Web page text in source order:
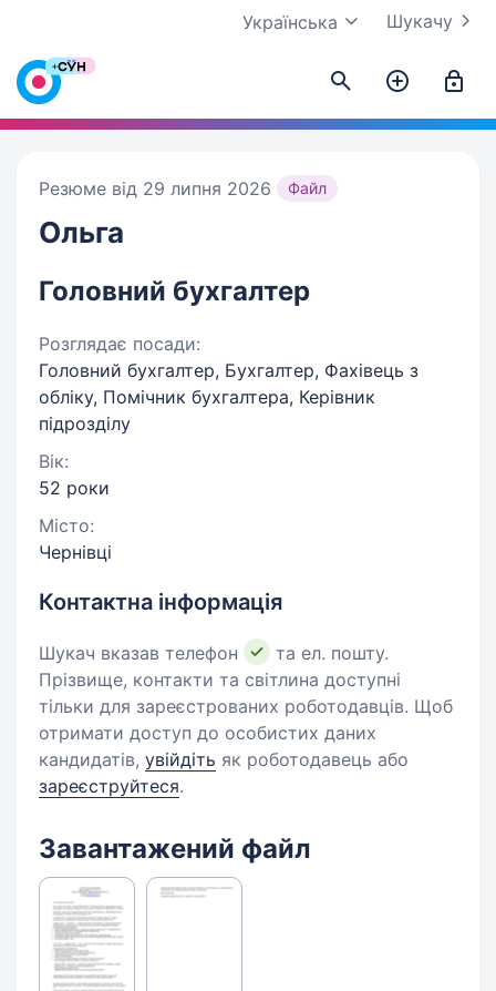
Шукачу
Українська
Резюме від 29 липня 2026 Файл
Ольга
Головний бухгалтер
Розглядає посади:
Головний бухгалтер, Бухгалтер, Фахівець з
обліку, Помічник бухгалтера, Керівник
підрозділу
Вік:
52 роки
Місто:
Чернівці
Контактна інформація
Шукач вказав телефон
та ел. пошту.
Прізвище, контакти та світлина доступні
тільки для зареєстрованих роботодавців. Щоб
отримати доступ до особистих даних
кандидатів, увійдіть як роботодавець або
зареєструйтеся.
Завантажений файл